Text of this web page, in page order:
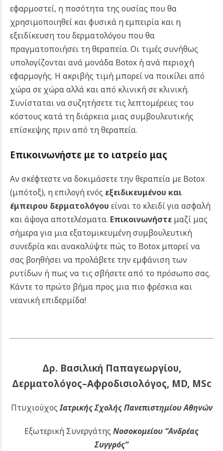
εφαρμοστεί, η ποσότητα της ουσίας που θα
χρησιμοποιηθεί και φυσικά η εμπειρία και η
εξειδίκευση του δερματολόγου που θα
πραγματοποιήσει τη θεραπεία. Οι τιμές συνήθως
υπολογίζονται ανά μονάδα Botox ή ανά περιοχή
εφαρμογής. Η ακριβής τιμή μπορεί να ποικίλει από
χώρα σε χώρα αλλά και από κλινική σε κλινική.
Συνίσταται να συζητήσετε τις λεπτομέρειες του
κόστους κατά τη διάρκεια μιας συμβουλευτικής
επίσκεψης πριν από τη θεραπεία.
Επικοινωνήστε με το ιατρείο μας
Αν σκέφτεστε να δοκιμάσετε την θεραπεία με Botox
(μπότοξ), η επιλογή ενός εξειδικευμένου και
έμπειρου δερματολόγου είναι το κλειδί για ασφαλή
και άψογα αποτελέσματα. Επικοινωνήστε μαζί μας
σήμερα για μια εξατομικευμένη συμβουλευτική
συνεδρία και ανακαλύψτε πώς το Botox μπορεί να
σας βοηθήσει να προλάβετε την εμφάνιση των
ρυτίδων ή πως να τις σβήσετε από το πρόσωπο σας.
Κάντε το πρώτο βήμα προς μια πιο φρέσκια και
νεανική επιδερμίδα!
Δρ. Βασιλική Παπαγεωργίου,
Δερματολόγος–Αφροδισιολόγος, MD, MSc
ΠτυχιούχοςΙατρικής Σχολής Πανεπιστημίου Αθηνών
Εξωτερική Συνεργάτης Νοσοκομείου “Ανδρέας
Συγγρός”